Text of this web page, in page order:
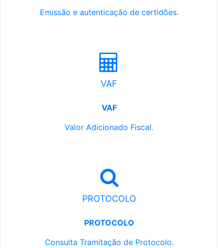
Emissão e autenticação de certidões.
VAF
VAF
Valor Adicionado Fiscal.
PROTOCOLO
PROTOCOLO
Consulta Tramitação de Protocolo.